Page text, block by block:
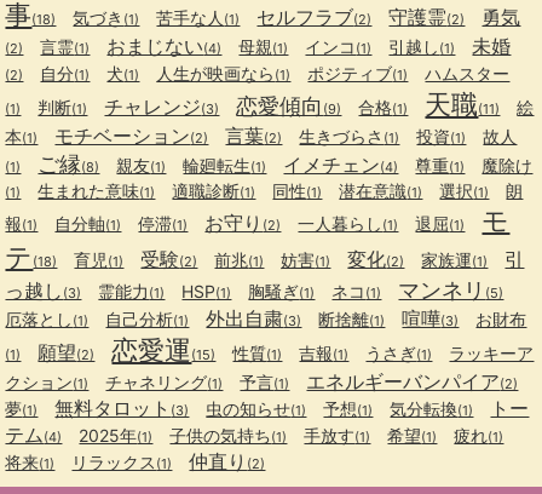
事(18) 気づき (1) 苦手な人 (1) セルフラブ(2) 守護霊(2) 勇気
(2) 言霊(1) おまじない(4) 母親(1) インコ (1) 引越し (1) 未婚
(2) 自分(1) 犬(1) 人生が映画なら (1) ポジティブ(1) ハムスター
(1) 判断(1) チャレンジ(3) 恋愛傾向 (9) 合格(1) 天職(11)
絵
本(1) モチベーション(2) 言葉(2) 生きづらさ (1) 投資(1) 故人
(1) ご縁(8) 親友(1) 輪廻転生(1) イメチェン(4) 尊重(1) 魔除け
(1) 生まれた意味(1) 適職診断(1) 同性(1) 潜在意識(1) 選択(1)
朗
報(1) 自分軸(1) 停滞(1) お守り (2) 一人暮らし (1) 退屈(1)
モ
テ (18) 育児 (1) 受験(2) 前兆(1) 妨害(1) 変化(2) 家族運(1)
引
っ越し (3) 霊能力 (1) HSP(1) 胸騒ぎ(1) ネコ (1) マンネリ (5)
厄落とし (1) 自己分析(1) 外出自粛(3) 断捨離(1) 喧嘩(3) お財布
(1) 願望(2) 恋愛運 (15) 性質(1) 吉報(1) うさぎ(1)
ラッキーア
クション(1) チャネリング(1) 予言(1) エネルギーバンパイア(2)
夢(1) 無料タロット (3) 虫の知らせ(1) 予想(1) 気分転換(1)
トー
テム (4) 2025年(1) 子供の気持ち(1) 手放す(1) 希望(1) 疲れ(1)
将来(1) リラックス (1) 仲直り (2)